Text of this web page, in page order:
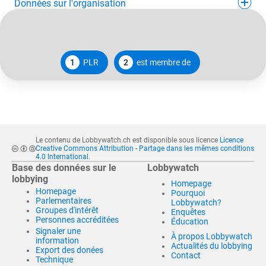
Données sur l'organisation
1 PLR 2 est membre de
Le contenu de Lobbywatch.ch est disponible sous licence Licence
Creative Commons Attribution - Partage dans les mêmes conditions
4.0 International .
Base des données sur le
lobbying
Homepage
Parlementaires
Groupes d'intérêt
Personnes accréditées
Signaler une
information
Export des donées
Technique
Lobbywatch
Homepage
Pourquoi
Lobbywatch?
Enquêtes
Éducation
À propos Lobbywatch
Actualités du lobbying
Contact